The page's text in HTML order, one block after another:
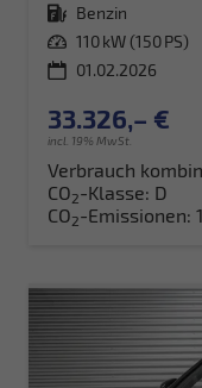
Kraftstoff Benzin
Leistung 110 kW (150 PS)
01.02.2026
33.326,– €
incl. 19% MwSt.
Verbrauch
CO2-Klasse: D
CO2-Emissionen: